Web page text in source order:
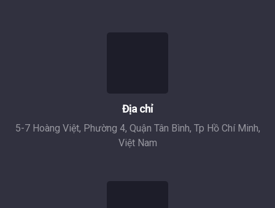
Địa chỉ
5-7 Hoàng Việt, Phường 4, Quận Tân Bình, Tp Hồ Chí Minh,
Việt Nam